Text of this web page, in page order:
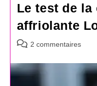
Le test de la
affriolante
Commentaires
la
publication :
2 commentaires